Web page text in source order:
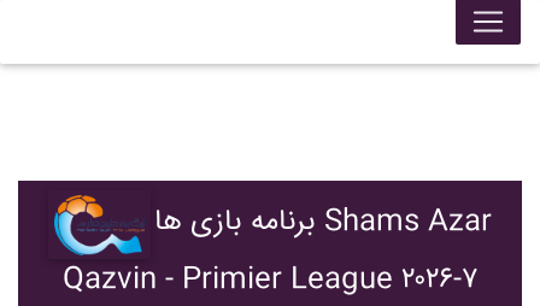
برنامه بازی ها Shams Azar
Qazvin - Primier League ۲۰۲۶-۷